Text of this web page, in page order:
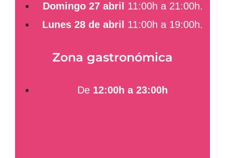
Domingo 27 abril
11:00h a 21:00h.
Lunes 28 de abril
11:00h a 19:00h.
Zona gastronómica
De 12:00h a 23:00h